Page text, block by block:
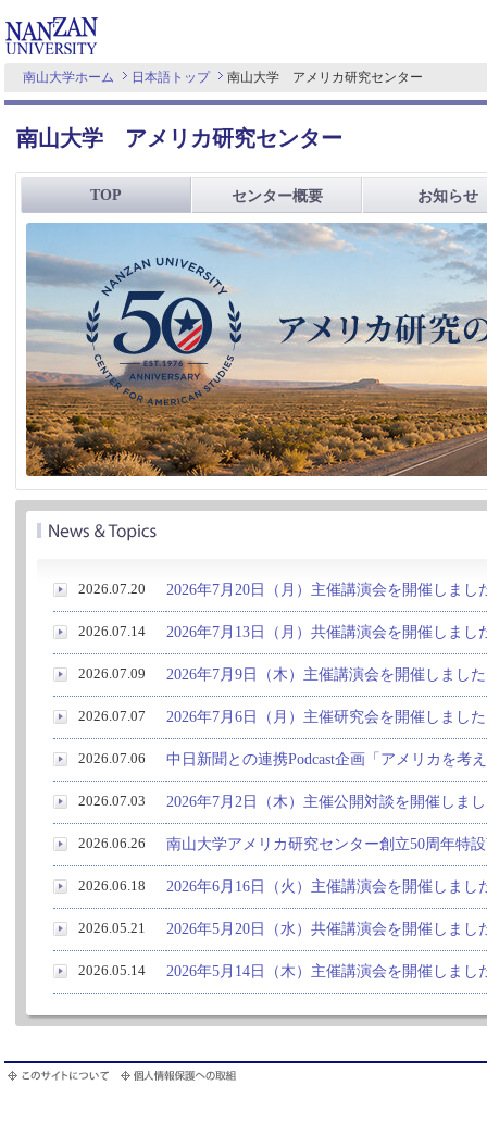
南山大学ホーム 日本語トップ 南山大学 アメリカ研究センター
南山大学 アメリカ研究センター
TOP センター概要 お知らせ
2026.07.20 2026年7月20日（月）主催講演会を開催しまし
2026.07.14 2026年7月13日（月）共催講演会を開催しまし
2026.07.09 2026年7月9日（木）主催講演会を開催しました
2026.07.07 2026年7月6日（月）主催研究会を開催しました
2026.07.06 中日新聞との連携Podcast企画「アメリカを考
2026.07.03 2026年7月2日（木）主催公開対談を開催しま
2026.06.26 南山大学アメリカ研究センター創立50周年特
2026.06.18 2026年6月16日（火）主催講演会を開催しまし
2026.05.21 2026年5月20日（水）共催講演会を開催しまし
2026.05.14 2026年5月14日（木）主催講演会を開催しまし